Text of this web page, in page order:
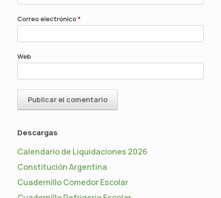
Correo electrónico *
Web
Descargas
Calendario de Liquidaciones 2026
Constitución Argentina
Cuadernillo Comedor Escolar